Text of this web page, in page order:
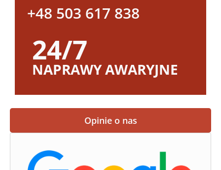
+48 503 617 838
24/7
NAPRAWY AWARYJNE
Opinie o nas